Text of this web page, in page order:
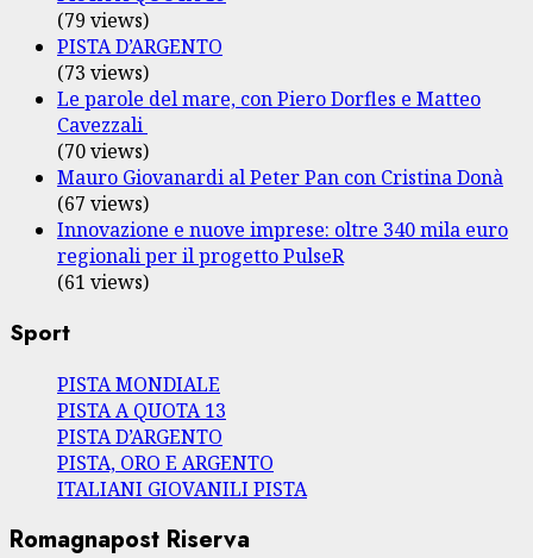
(79 views)
PISTA D’ARGENTO
(73 views)
Le parole del mare, con Piero Dorfles e Matteo
Cavezzali
(70 views)
Mauro Giovanardi al Peter Pan con Cristina Donà
(67 views)
Innovazione e nuove imprese: oltre 340 mila euro
regionali per il progetto PulseR
(61 views)
Sport
PISTA MONDIALE
PISTA A QUOTA 13
PISTA D’ARGENTO
PISTA, ORO E ARGENTO
ITALIANI GIOVANILI PISTA
Romagnapost Riserva